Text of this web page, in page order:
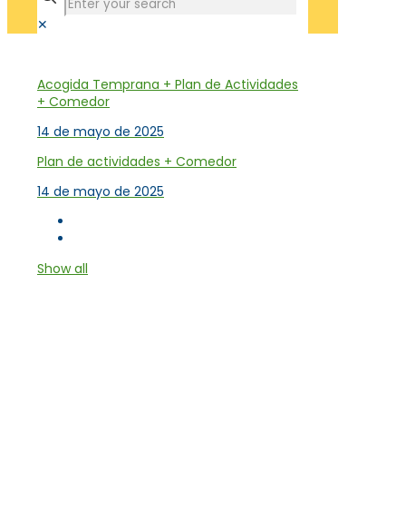
✕
Acogida Temprana + Plan de Actividades
+ Comedor
14 de mayo de 2025
Plan de actividades + Comedor
14 de mayo de 2025
Show all